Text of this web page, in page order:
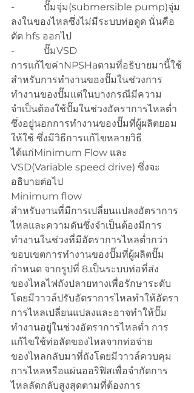
-            ปั๊มจุ่ม(submersible pump)จุ่ม
ลงในของไหลซึ่งไม่มีระบบท่อดูด นั่นคือ
ตัด hfs ออกไป
-            ปั๊มVSD
การแก้ไขค่าNPSHaตามที่อธิบายมานี้ใช้
สำหรับการทำงานของปั๊มในช่วงการ
ทำงานของปั๊มแต่ในบางกรณีมีความ
จำเป็นต้องใช้ปั๊มในช่วงอัคราการไหลต่ำ
ซึ่งอยู่นอกการทำงานของปั๊มที่ผู้ผลิตยอม
ให้ใช้ ซึ่งมีวิธีการแก้ไขหลายวิธี
ได้แก่Minimum Flow และ
VSD(Variable speed drive) ซึ่งจะ
อธิบายต่อไป
Minimum flow
สำหรับงานที่มีการเปลี่ยนแปลงอัตราการ
ไหลและความดันซึ่งจำเป็นต้องมีการ
ทำงานในช่วงที่มีอัตราการไหลต่ำกว่า
ขอบเขตการทำงานของปั๊มที่ผู้ผลิตปั๊ม
กำหนด จากรูปที่ 8.เป็นระบบท่อที่ส่ง
ของไหลไฟถังปลายทางเพื่อรักษาระดับ
โดยมีวาวล์ปรับอัตราการไหลทำให้อัตรา
การไหลเปลี่ยนแปลงและอาจทำให้ปั๊ม
ทำงานอยู่ในช่วงอัตราการไหลต่ำ การ
แก้ไขใช้ท่อลัดของไหลจากท่อจ่าย
ของไหลกลับมาที่ถังโดยมีวาวล์ควบคุม
การไหลหรือแผ่นออริฟิสเพื่อจำกัดการ
ไหลลัดกลับสูงสุดตามที่ต้องการ